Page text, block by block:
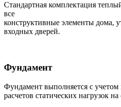
Стандартная комплектация
все
конструктивные элементы дома,
входных дверей.
Фундамент
Фундамент выполняется с учетом
расчетов статических нагрузок